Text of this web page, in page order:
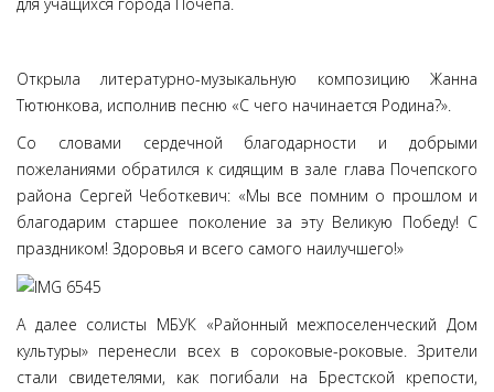
Открыла литературно-музыкальную композицию Жанна
Тютюнкова, исполнив песню «С чего начинается Родина?».
Со словами сердечной благодарности и добрыми
пожеланиями обратился к сидящим в зале глава Почепского
района Сергей Чеботкевич: «Мы все помним о прошлом и
благодарим старшее поколение за эту Великую Победу! С
праздником! Здоровья и всего самого наилучшего!»
А далее солисты МБУК «Районный межпоселенческий Дом
культуры» перенесли всех в сороковые-роковые. Зрители
стали свидетелями, как погибали на Брестской крепости,